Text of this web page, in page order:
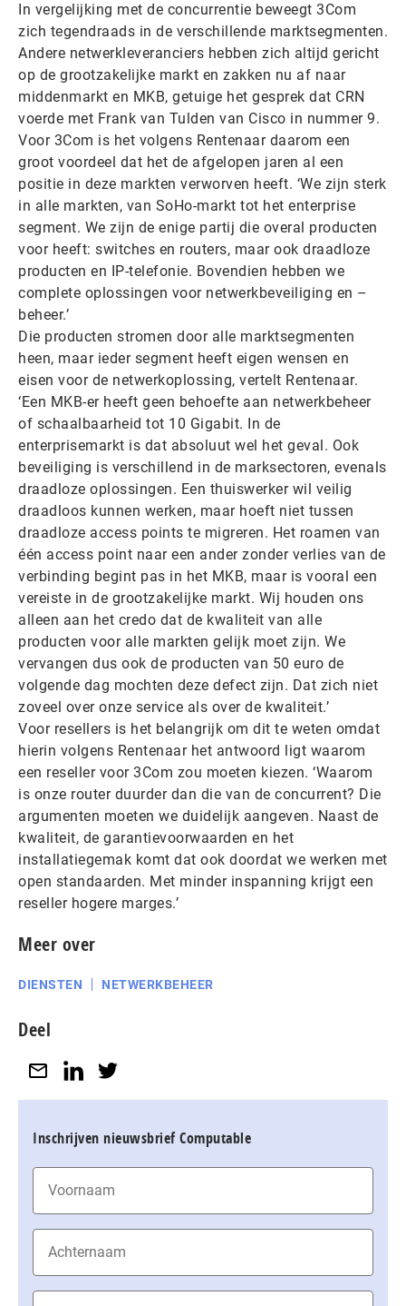
In vergelijking met de concurrentie beweegt 3Com
zich tegendraads in de verschillende marktsegmenten.
Andere netwerkleveranciers hebben zich altijd gericht
op de grootzakelijke markt en zakken nu af naar
middenmarkt en MKB, getuige het gesprek dat CRN
voerde met Frank van Tulden van Cisco in nummer 9.
Voor 3Com is het volgens Rentenaar daarom een
groot voordeel dat het de afgelopen jaren al een
positie in deze markten verworven heeft. ‘We zijn sterk
in alle markten, van SoHo-markt tot het enterprise
segment. We zijn de enige partij die overal producten
voor heeft: switches en routers, maar ook draadloze
producten en IP-telefonie. Bovendien hebben we
complete oplossingen voor netwerkbeveiliging en –
beheer.’
Die producten stromen door alle marktsegmenten
heen, maar ieder segment heeft eigen wensen en
eisen voor de netwerkoplossing, vertelt Rentenaar.
‘Een MKB-er heeft geen behoefte aan netwerkbeheer
of schaalbaarheid tot 10 Gigabit. In de
enterprisemarkt is dat absoluut wel het geval. Ook
beveiliging is verschillend in de marksectoren, evenals
draadloze oplossingen. Een thuiswerker wil veilig
draadloos kunnen werken, maar hoeft niet tussen
draadloze access points te migreren. Het roamen van
één access point naar een ander zonder verlies van de
verbinding begint pas in het MKB, maar is vooral een
vereiste in de grootzakelijke markt. Wij houden ons
alleen aan het credo dat de kwaliteit van alle
producten voor alle markten gelijk moet zijn. We
vervangen dus ook de producten van 50 euro de
volgende dag mochten deze defect zijn. Dat zich niet
zoveel over onze service als over de kwaliteit.’
Voor resellers is het belangrijk om dit te weten omdat
hierin volgens Rentenaar het antwoord ligt waarom
een reseller voor 3Com zou moeten kiezen. ‘Waarom
is onze router duurder dan die van de concurrent? Die
argumenten moeten we duidelijk aangeven. Naast de
kwaliteit, de garantievoorwaarden en het
installatiegemak komt dat ook doordat we werken met
open standaarden. Met minder inspanning krijgt een
reseller hogere marges.’
Meer over
DIENSTEN NETWERKBEHEER
Deel
Inschrijven nieuwsbrief Computable